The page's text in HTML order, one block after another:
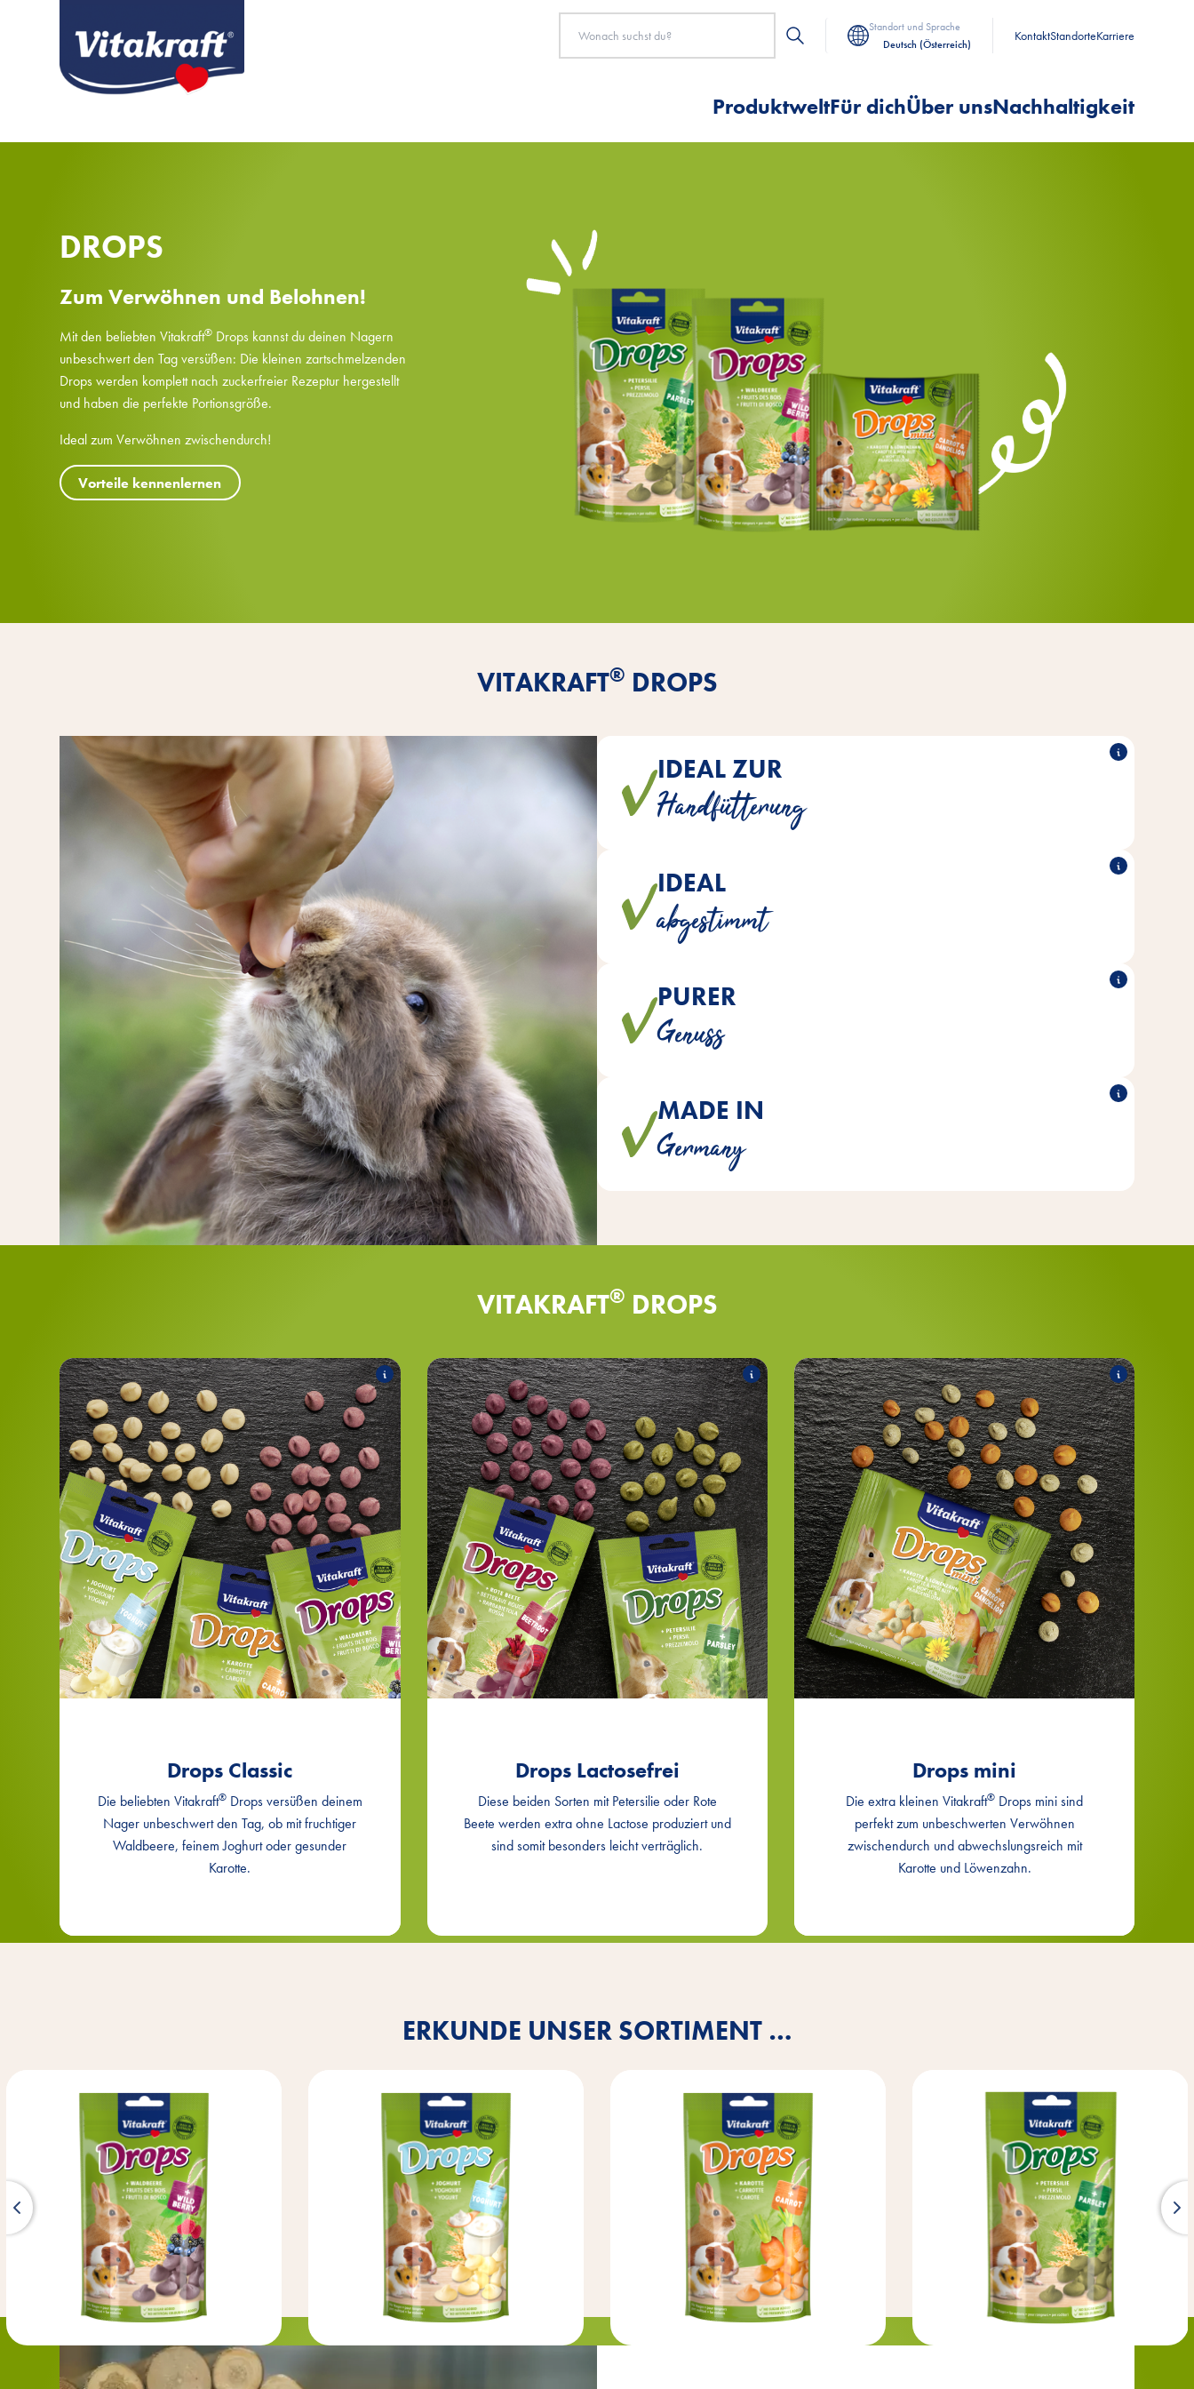
Standort und Sprache
Deutsch (Österreich)
KontaktStandorteKarriere
ProduktweltFür dichÜber unsNachhaltigkeit
DROPS
Zum Verwöhnen und Belohnen!
Mit den beliebten Vitakraft® Drops kannst du deinen Nagern
unbeschwert den Tag versüßen: Die kleinen zartschmelzenden
Drops werden komplett nach zuckerfreier Rezeptur hergestellt
und haben die perfekte Portionsgröße.
Ideal zum Verwöhnen zwischendurch!
Vorteile kennenlernen
VITAKRAFT® DROPS
IDEAL ZUR
Handfütterung
Drops haben die perfekte Portionsgröße und sind ideal
zum unbeschwerten Verwöhnen zwischendurch.
IDEAL
abgestimmt
Die beliebten Snacks sind optimal auf die Ernährungsbedürfnisse deiner Nager
PURER
Genuss
Drops sind natürlich ohne Zusatz von Zucker und Lactose, sowie
künstlichen Farb- & Konservierungsstoffen hergestellt.
MADE IN
Germany
VITAKRAFT® DROPS
Drops Classic
Die beliebten Vitakraft®Drops versüßen deinem
Nager unbeschwert den Tag, ob mit fruchtiger
Waldbeere, feinem Joghurt oder gesunder
Karotte.
Drops Classic
Folgende Produkte zählen zum Sortiment:
Drops mit Waldbeere
Drops mit Joghurt
Drops mit Karotte
Drops Lactosefrei
Diese beiden Sorten mit Petersilie oder Rote
Beete werden extra ohne Lactose produziert und
sind somit besonders leicht verträglich.
Drops Lactosefrei
Folgende Produkte zählen zum Sortiment:
Drops mit Petersilie
Drops mit Rote Beete
Drops mini
Die extra kleinen Vitakraft® Drops mini sind
perfekt zum unbeschwerten Verwöhnen
zwischendurch und abwechslungsreich mit
Karotte und Löwenzahn.
Drops mini
Folgende Produkte zählen zum Sortiment:
Drops mini mit Karotte & Löwenzahn
ERKUNDE UNSER SORTIMENT …